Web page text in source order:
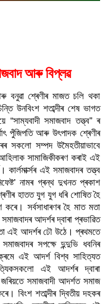
আৰু বিপ্লৱ
বনুৱা শ্ৰেণীৰ মাজত চলি থকা
উনবিংশ শতাব্দীৰ শেষ ভাগত
“সাম্যবাদী সমাজবাদ তত্ত্ব” ৰ
পুঁজিপতি আৰু উৎপাদক শ্ৰেণীৰ
সকলো সম্পদ উমৈহতীয়াভাবে
সামাজিকীকৰণ কৰাই এই
এই সমাজবাদৰ তত্ত্ব
নামৰ গ্ৰন্থ দুখনত প্ৰকাশ
হাতত যুগ যুগ ধৰি শোষিত হৈ
কৰে। সৰ্বসাধাৰণৰ হৈ মাত মতা
আদৰ্শৰ দ্বাৰা প্ৰভাৱিত
এই আদৰ্শৰ ঢৌ উঠে। প্ৰথমতে
সপক্ষে দুন্দুভি ধবনিৰ
এই আদৰ্শ বিশ্ব সাহিত্যত
এই আদৰ্শৰ দ্বাৰা
সমাজবাদী আদৰ্শত সমাজ
বিংশ শতাব্দীৰ দ্বিতীয় দহকৰ